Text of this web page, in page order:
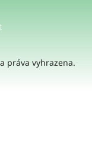
práva vyhrazena.